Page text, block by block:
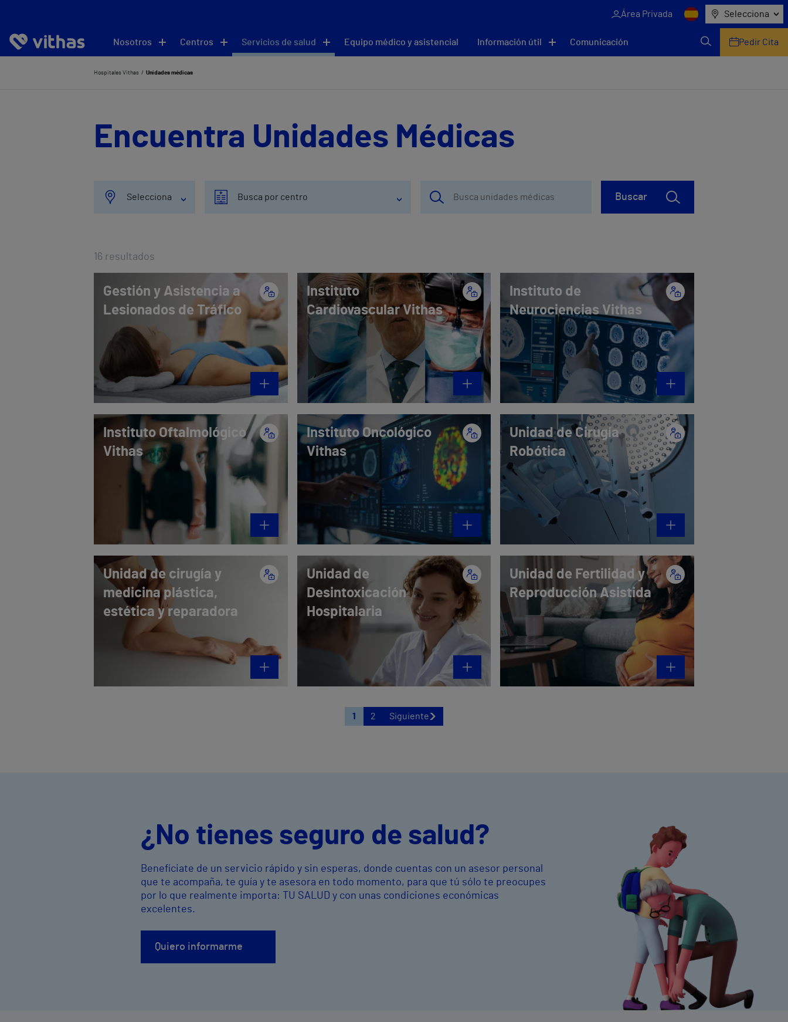
Área Privada Selecciona
Nosotros Centros Servicios de salud Equipo médico y asistencial Información útil Comunicación Pedir Cita
Hospitales Vithas Unidades médicas
Encuentra Unidades Médicas
Selecciona Busca por centro Buscar
16 resultados
Gestión y Asistencia a
Lesionados de Tráfico
Instituto
Cardiovascular Vithas
Instituto de
Neurociencias Vithas
Instituto Oftalmológico
Vithas
Instituto Oncológico
Vithas
Unidad de Cirugía
Robótica
Unidad de cirugía y
medicina plástica,
estética y reparadora
Unidad de
Desintoxicación
Hospitalaria
Unidad de Fertilidad y
Reproducción Asistida
1 2 Siguiente
¿No tienes seguro de salud?
Benefíciate de un servicio rápido y sin esperas, donde cuentas con un asesor personal
que te acompaña, te guía y te asesora en todo momento, para que tú sólo te preocupes
por lo que realmente importa: TU SALUD y con unas condiciones económicas
excelentes.
Quiero informarme